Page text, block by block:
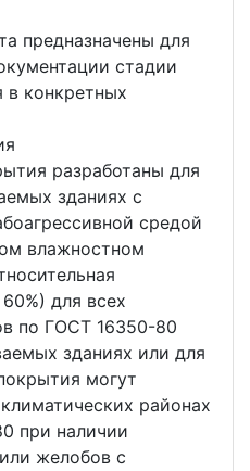
предназначены для
стадии
конкретных
разработаны для
зданиях с
средой
влажностном
для всех
по ГОСТ 16350-80
зданиях или для
могут
районах
при наличии
желобов с